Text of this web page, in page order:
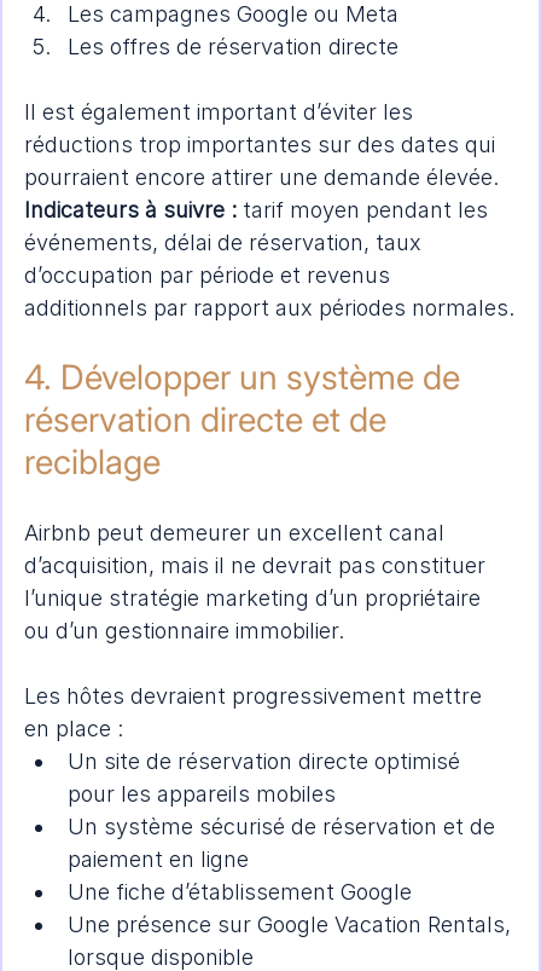
Les campagnes Google ou Meta
Les offres de réservation directe
Il est également important d’éviter les
réductions trop importantes sur des dates qui
pourraient encore attirer une demande élevée.
Indicateurs à suivre : tarif moyen pendant les
événements, délai de réservation, taux
d’occupation par période et revenus
additionnels par rapport aux périodes normales.
4. Développer un système de
réservation directe et de
reciblage
Airbnb peut demeurer un excellent canal
d’acquisition, mais il ne devrait pas constituer
l’unique stratégie marketing d’un propriétaire
ou d’un gestionnaire immobilier.
Les hôtes devraient progressivement mettre
en place :
Un site de réservation directe optimisé
pour les appareils mobiles
Un système sécurisé de réservation et de
paiement en ligne
Une fiche d’établissement Google
Une présence sur Google Vacation Rentals,
lorsque disponible